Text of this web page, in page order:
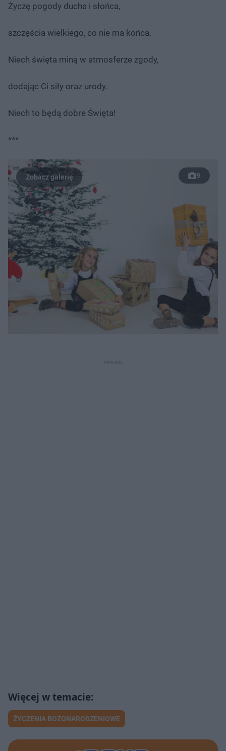
Życzę pogody ducha i słońca,
szczęścia wielkiego, co nie ma końca.
Niech święta miną w atmosferze zgody,
dodając Ci siły oraz urody.
Niech to będą dobre Święta!
***
9
ŻYCZENIA BOŻONARODZENIOWE